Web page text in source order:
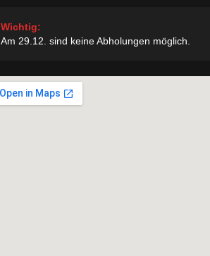
Wichtig:
Am 29.12. sind keine Abholungen möglich.